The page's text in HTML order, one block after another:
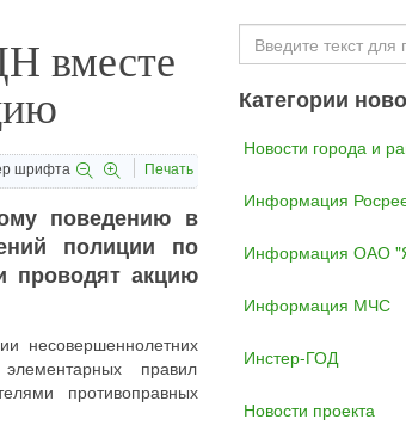
вместе
шрифта Печать
поведению в
полиции по
проводят акцию
несовершеннолетних
правил
противоправных
Искать...
Категории
Новости города и
Информация
Информация ОАО
Информация МЧС
Инстер-ГОД
Новости проекта